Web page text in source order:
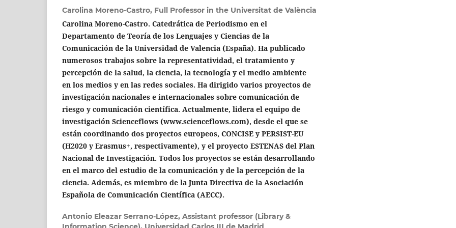
Carolina Moreno-Castro, Full Professor in the Universitat de València
Carolina Moreno-Castro. Catedrática de Periodismo en el
Departamento de Teoría de los Lenguajes y Ciencias de la
Comunicación de la Universidad de Valencia (España). Ha publicado
numerosos trabajos sobre la representatividad, el tratamiento y
percepción de la salud, la ciencia, la tecnología y el medio ambiente
en los medios y en las redes sociales. Ha dirigido varios proyectos de
investigación nacionales e internacionales sobre comunicación de
riesgo y comunicación científica. Actualmente, lidera el equipo de
investigación Scienceflows (www.scienceflows.com), desde el que se
están coordinando dos proyectos europeos, CONCISE y PERSIST-EU
(H2020 y Erasmus+, respectivamente), y el proyecto ESTENAS del Plan
Nacional de Investigación. Todos los proyectos se están desarrollando
en el marco del estudio de la comunicación y de la percepción de la
ciencia. Además, es miembro de la Junta Directiva de la Asociación
Española de Comunicación Científica (AECC).
Antonio Eleazar Serrano-López, Assistant professor (Library &